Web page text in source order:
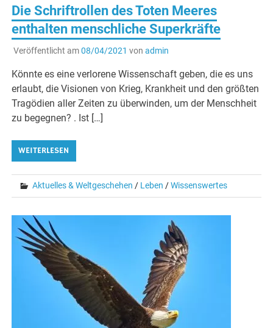
Die Schriftrollen des Toten Meeres
enthalten menschliche Superkräfte
Veröffentlicht am08/04/2021 von admin
Könnte es eine verlorene Wissenschaft geben, die es uns
erlaubt, die Visionen von Krieg, Krankheit und den größten
Tragödien aller Zeiten zu überwinden, um der Menschheit
zu begegnen? . Ist […]
WEITERLESEN
Aktuelles & Weltgeschehen / Leben /Wissenswertes